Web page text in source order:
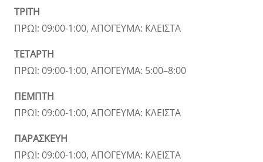
ΤΡΙΤΗ
ΠΡΩΙ: 09:00-1:00, ΑΠΟΓΕΥΜΑ: ΚΛΕΙΣΤΑ
ΤΕΤΑΡΤΗ
ΠΡΩΙ: 09:00-1:00, ΑΠΟΓΕΥΜΑ: 5:00–8:00
ΠΕΜΠΤΗ
ΠΡΩΙ: 09:00-1:00, ΑΠΟΓΕΥΜΑ: ΚΛΕΙΣΤΑ
ΠΑΡΑΣΚΕΥΗ
ΠΡΩΙ: 09:00-1:00, ΑΠΟΓΕΥΜΑ: ΚΛΕΙΣΤΑ